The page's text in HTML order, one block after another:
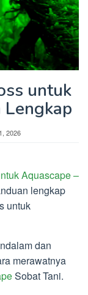
untuk
Lengkap
2026
Aquascape –
lengkap
untuk
dan
merawatnya
Sobat Tani.